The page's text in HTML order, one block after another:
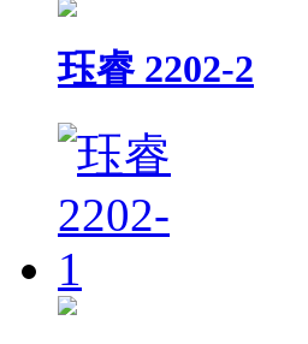
珏睿 2202-2